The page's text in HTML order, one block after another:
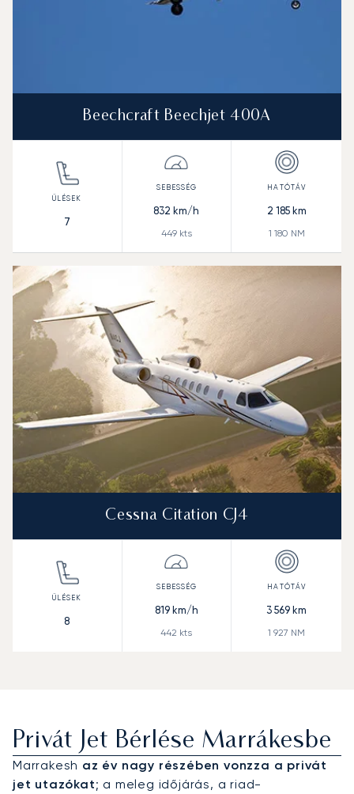
Beechcraft Beechjet 400A
7
832 km/h
449kts
2 185km
1 180 NM
Cessna Citation CJ4
8
819km/h
442 kts
3 569 km
1 927 NM
Privát Jet Bérlése Marrákesbe
Marrakesh az év nagy részében vonzza a privát
jet utazókat; a meleg időjárás, a riad-